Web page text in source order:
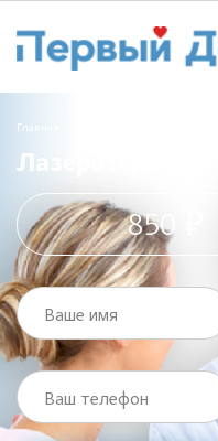
Главная
Лазеротерапия
850 ₽
Ваше имя
Ваш телефон